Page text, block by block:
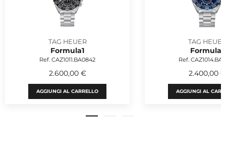
TAG HEUER
Formula1
Ref. CAZ1011.BA0842
2.600,00 €
AGGIUNGI AL CARRELLO
TAG HEUER
Formula1
Ref.
2.400,00 €
AGGIUNGI AL